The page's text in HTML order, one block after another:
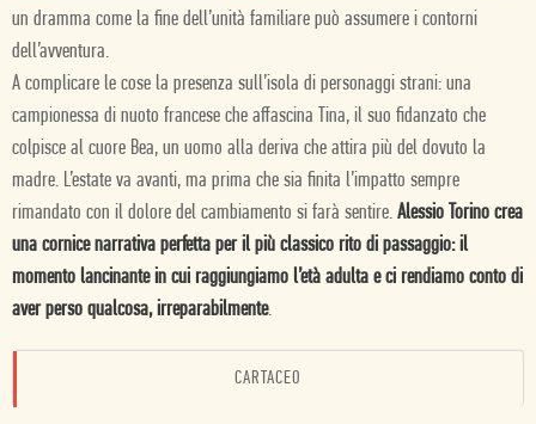
un dramma come la fine dell’unità familiare può assumere i contorni
dell’avventura.
A complicare le cose la presenza sull’isola di personaggi strani: una
campionessa di nuoto francese che affascina Tina, il suo fidanzato che
colpisce al cuore Bea, un uomo alla deriva che attira più del dovuto la
madre. L’estate va avanti, ma prima che sia finita l’impatto sempre
rimandato con il dolore del cambiamento si farà sentire. Alessio Torino crea
una cornice narrativa perfetta per il più classico rito di passaggio: il
momento lancinante in cui raggiungiamo l’età adulta e ci rendiamo conto di
aver perso qualcosa, irreparabilmente.
CARTACEO